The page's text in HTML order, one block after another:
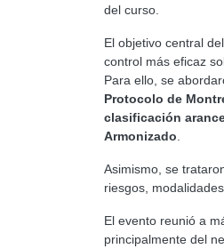
del curso.
El objetivo central
control más eficaz
Para ello, se
Protocolo de
clasificación
Armonizado
Asimismo, se
riesgos,
El evento reunió a
principalmente del